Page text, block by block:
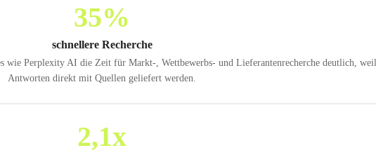
35%
schnellere Recherche
wie Perplexity AI die Zeit für Markt-, Wettbewerbs- und Lieferantenrecherche deutlich, weil
Antworten direkt mit Quellen geliefert werden.
2,1x